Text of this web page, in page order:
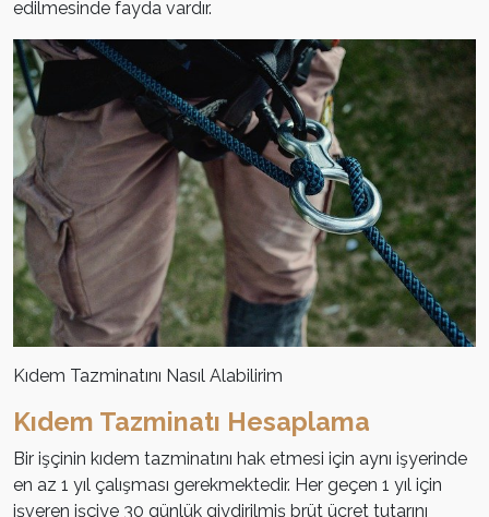
edilmesinde fayda vardır.
Kıdem Tazminatını Nasıl Alabilirim
Kıdem Tazminatı Hesaplama
Bir işçinin kıdem tazminatını hak etmesi için aynı işyerinde
en az 1 yıl çalışması gerekmektedir. Her geçen 1 yıl için
işveren işçiye 30 günlük giydirilmiş brüt ücret tutarını